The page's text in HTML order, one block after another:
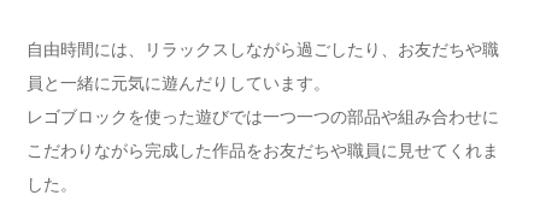
自由時間には、リラックスしながら過ごしたり、お友だちや職
員と一緒に元気に遊んだりしています。
レゴブロックを使った遊びでは一つ一つの部品や組み合わせに
こだわりながら完成した作品をお友だちや職員に見せてくれま
した。